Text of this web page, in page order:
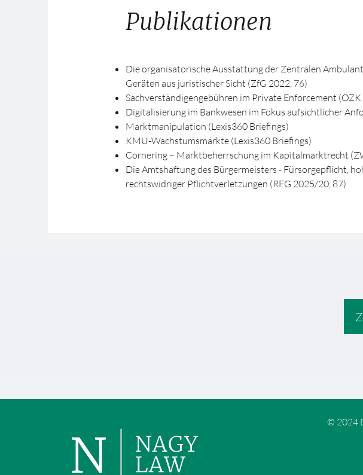
Publikationen
Die organisatorische Ausstattung der Zentralen
Geräten aus juristischer Sicht (ZfG 2022, 76)
Sachverständigengebühren im Private Enforcement
Digitalisierung im Bankwesen im Fokus aufsichtlicher
Marktmanipulation (Lexis360 Briefings)
KMU-Wachstumsmärkte (Lexis360 Briefings)
Cornering – Marktbeherrschung im Kapitalmarktrecht
Die Amtshaftung des Bürgermeisters - Fürsorgepflicht,
rechtswidriger Pflichtverletzungen (RFG 2025/20, 87)
© 2024